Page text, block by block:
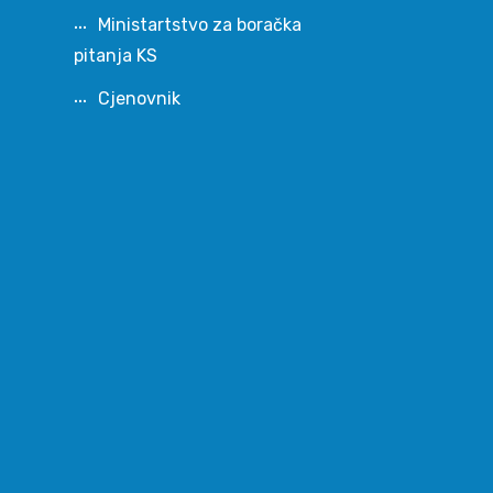
Ministartstvo za boračka
pitanja KS
Cjenovnik